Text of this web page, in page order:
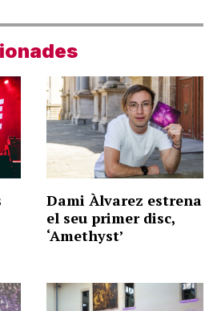
Dami Àlvarez estrena
el seu primer disc,
‘Amethyst’